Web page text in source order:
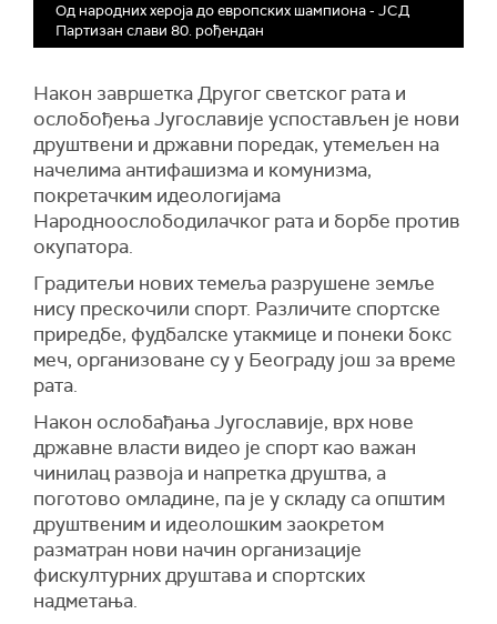
Од народних хероја до европских шампиона - ЈСД
Партизан слави 80. рођендан
Након завршетка Другог светског рата и
ослобођења Југославије успостављен је нови
друштвени и државни поредак, утемељен на
начелима антифашизма и комунизма,
покретачким идеологијама
Народноослободилачког рата и борбе против
окупатора.
Градитељи нових темеља разрушене земље
нису прескочили спорт. Различите спортске
приредбе, фудбалске утакмице и понеки бокс
меч, организоване су у Београду још за време
рата.
Након ослобађања Југославије, врх нове
државне власти видео је спорт као важан
чинилац развоја и напретка друштва, а
поготово омладине, па је у складу са општим
друштвеним и идеолошким заокретом
разматран нови начин организације
фискултурних друштава и спортских
надметања.